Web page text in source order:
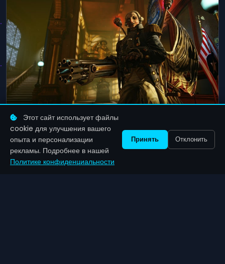
Глава Take-Two Страус Зельник выражает
"глубокое разочарование" из-за отсутствия новой
BioShock
07 май 2026
Этот сайт использует файлы
cookie для улучшения вашего
опыта и персонализации
рекламы. Подробнее в нашей
Политике конфиденциальности
Принять Отклонить